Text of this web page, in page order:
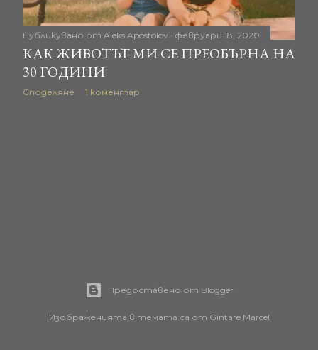
Публикувано от Aleks Apostolov февруари 18, 2020
КАК ЖИВОТЪТ МИ СЕ ПРЕОБЪРНА НА
30 ГОДИНИ
Споделяне 1 коментар
Предоставено от Blogger
Изображенията в темата са от Gintare Marcel